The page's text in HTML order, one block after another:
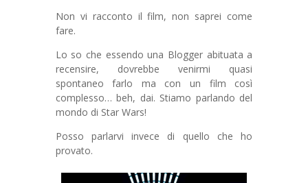
Non vi racconto il film, non saprei come
fare.
Lo so che essendo una Blogger abituata a
recensire, dovrebbe venirmi quasi
spontaneo farlo ma con un film così
complesso… beh, dai. Stiamo parlando del
mondo di Star Wars!
Posso parlarvi invece di quello che ho
provato.